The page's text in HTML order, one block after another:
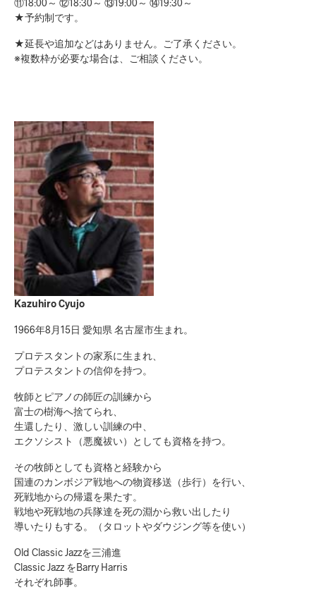
⑪18:00～ ⑫18:30～ ⑬19:00～ ⑭19:30～
★予約制です。
★延長や追加などはありません。ご了承ください。
※複数枠が必要な場合は、ご相談ください。
Kazuhiro Cyujo
1966年8月15日 愛知県 名古屋市生まれ。
プロテスタントの家系に生まれ、
プロテスタントの信仰を持つ。
牧師とピアノの師匠の訓練から
富士の樹海へ捨てられ、
生還したり、激しい訓練の中、
エクソシスト（悪魔祓い）としても資格を持つ。
その牧師としても資格と経験から
国連のカンボジア戦地への物資移送（歩行）を行い、
死戦地からの帰還を果たす。
戦地や死戦地の兵隊達を死の淵から救い出したり
導いたりもする。（タロットやダウジング等を使い）
Old Classic Jazzを三浦進
Classic Jazz をBarry Harris
それぞれ師事。